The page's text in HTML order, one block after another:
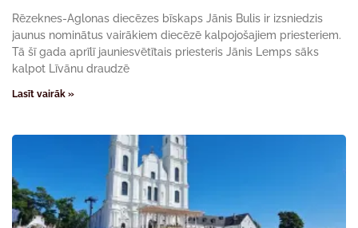
Rēzeknes-Aglonas diecēzes bīskaps Jānis Bulis ir izsniedzis
jaunus nominātus vairākiem diecēzē kalpojošajiem priesteriem.
Tā šī gada aprīlī jauniesvētītais priesteris Jānis Lemps sāks
kalpot Līvānu draudzē
Lasīt vairāk »